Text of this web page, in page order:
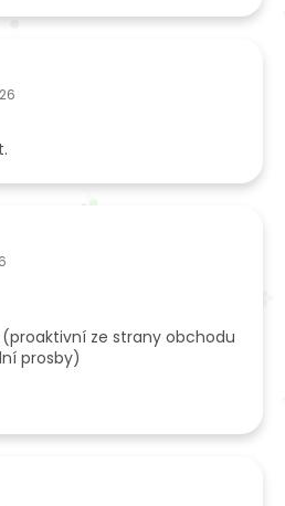
obchodu je 5 z 5 hvězdiček.
obchodu je 5 z 5 hvězdiček.
ze strany obchodu
prosby)